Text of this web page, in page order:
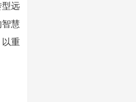
型远
慧
重